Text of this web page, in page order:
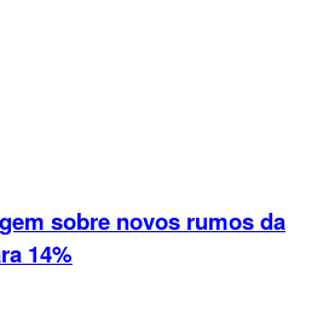
sobre novos rumos da
14%